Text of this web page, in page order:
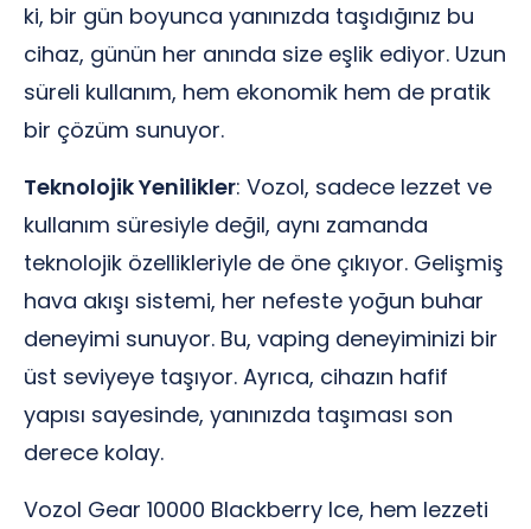
ki, bir gün boyunca yanınızda taşıdığınız bu
cihaz, günün her anında size eşlik ediyor. Uzun
süreli kullanım, hem ekonomik hem de pratik
bir çözüm sunuyor.
Teknolojik Yenilikler: Vozol, sadece lezzet ve
kullanım süresiyle değil, aynı zamanda
teknolojik özellikleriyle de öne çıkıyor. Gelişmiş
hava akışı sistemi, her nefeste yoğun buhar
deneyimi sunuyor. Bu, vaping deneyiminizi bir
üst seviyeye taşıyor. Ayrıca, cihazın hafif
yapısı sayesinde, yanınızda taşıması son
derece kolay.
Vozol Gear 10000 Blackberry Ice, hem lezzeti